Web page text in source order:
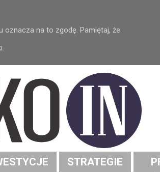
oznacza na to zgodę. Pamiętaj, że
STRATEGIE